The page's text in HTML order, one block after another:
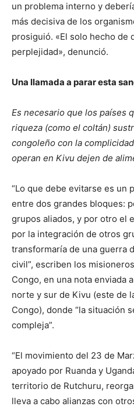
un problema interno y
más decisiva de los
prosiguió. «El solo hecho de
perplejidad», denunció.
Una llamada a parar esta
Es necesario que los países
riqueza (como el coltán)
congoleño con la
operan en Kivu dejen de
“Lo que debe evitarse es un
entre dos grandes bloques:
grupos aliados, y por otro el
por la integración de otros
transformaría de una guerra
civil”, escriben los
Congo, en una nota enviada
norte y sur de Kivu (este de
Congo), donde “la situación
compleja”.
“El movimiento del 23 de
apoyado por Ruanda y
territorio de Rutchuru,
lleva a cabo alianzas con